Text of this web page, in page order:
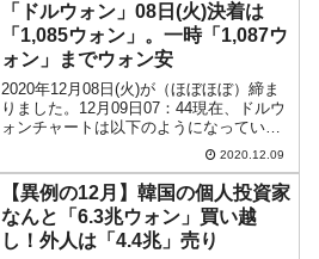
「ドルウォン」08日(火)決着は
「1,085ウォン」。一時「1,087ウ
ォン」までウォン安
2020年12月08日(火)が（ほぼほぼ）締ま
りました。12月09日07：44現在、ドルウ
ォンチャートは以下のようになっていま
す（チャートは『Investing.com』より引
用：以下同）。陽線となりました。「1ド
ル＝1,085ウォン」まで...
2020.12.09
【異例の12月】韓国の個人投資家
なんと「6.3兆ウォン」買い越
し！外人は「4.4兆」売り